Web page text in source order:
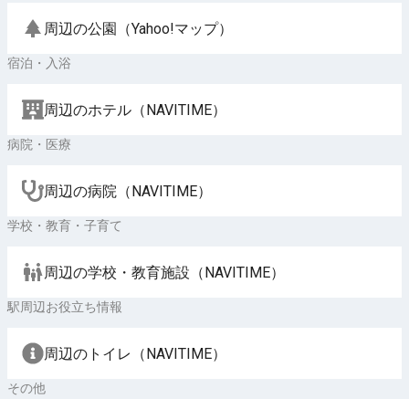
周辺の公園（Yahoo!マップ）
宿泊・入浴
周辺のホテル（NAVITIME）
病院・医療
周辺の病院（NAVITIME）
学校・教育・子育て
周辺の学校・教育施設（NAVITIME）
駅周辺お役立ち情報
周辺のトイレ（NAVITIME）
その他